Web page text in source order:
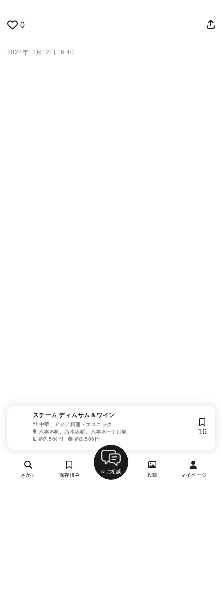
0
2022年12月12日 16:40
スチーム ディムサム＆ワイン
中華、アジア料理・エスニック
六本木駅、乃木坂駅、六本木一丁目駅
約7,500円
約3,500円
16
さがす 保存済み
AIに相談
投稿 マイページ